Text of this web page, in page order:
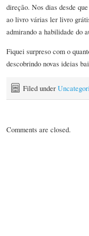
direção. Nos dias desde
ao livro várias ler livro
admirando a habilidade do
Fiquei surpreso com o
descobrindo novas ideias
Filed under
Comments are closed.